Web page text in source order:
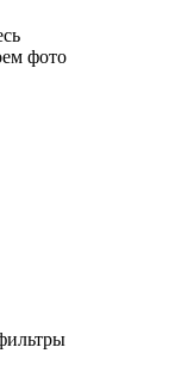
фото